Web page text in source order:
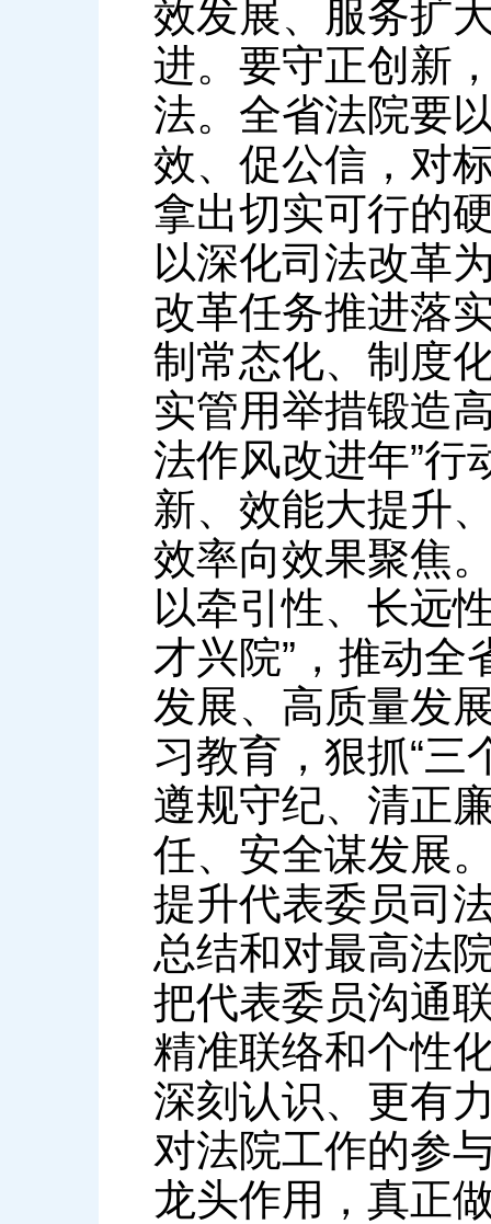
效发展、服务扩
进。要守正创新
法。全省法院要
效、促公信，对
拿出切实可行的
以深化司法改革
改革任务推进落
制常态化、制度
实管用举措锻造
法作风改进年”行
新、效能大提升
效率向效果聚焦
以牵引性、长远
才兴院”，推动
发展、高质量发
习教育，狠抓“三
遵规守纪、清正
任、安全谋发展
提升代表委员司
总结和对最高法
把代表委员沟通
精准联络和个性
深刻认识、更有
对法院工作的参
龙头作用，真正